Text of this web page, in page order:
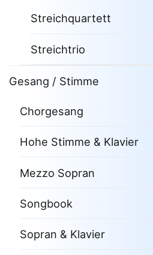
Streichquartett
Streichtrio
Gesang / Stimme
Chorgesang
Hohe Stimme & Klavier
Mezzo Sopran
Songbook
Sopran & Klavier